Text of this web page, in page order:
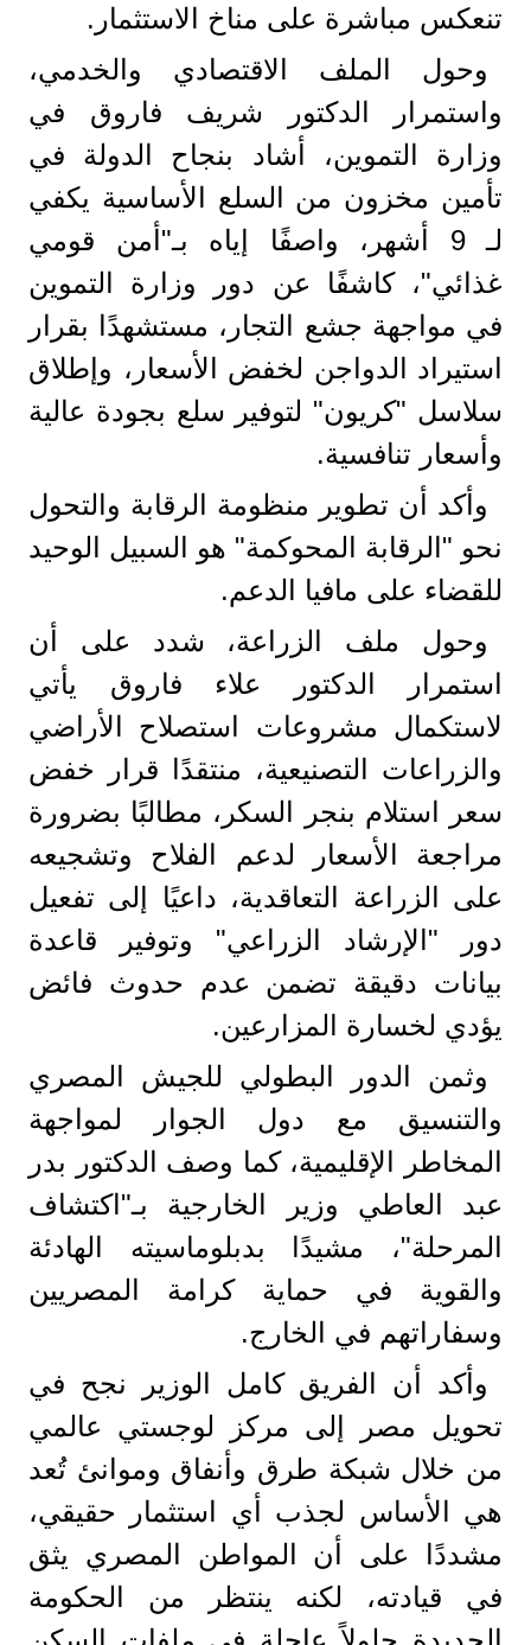
تنعكس مباشرة على مناخ الاستثمار.
​وحول الملف الاقتصادي والخدمي،
واستمرار الدكتور شريف فاروق في
وزارة التموين، أشاد بنجاح الدولة في
تأمين مخزون من السلع الأساسية يكفي
لـ 9 أشهر، واصفًا إياه بـ"أمن قومي
غذائي"، كاشفًا عن دور وزارة التموين
في مواجهة جشع التجار، مستشهدًا بقرار
استيراد الدواجن لخفض الأسعار، وإطلاق
سلاسل "كريون" لتوفير سلع بجودة عالية
وأسعار تنافسية.
​وأكد أن تطوير منظومة الرقابة والتحول
نحو "الرقابة المحوكمة" هو السبيل الوحيد
للقضاء على مافيا الدعم.
​وحول ملف الزراعة، شدد على أن
استمرار الدكتور علاء فاروق يأتي
لاستكمال مشروعات استصلاح الأراضي
والزراعات التصنيعية، منتقدًا قرار خفض
سعر استلام بنجر السكر، مطالبًا بضرورة
مراجعة الأسعار لدعم الفلاح وتشجيعه
على الزراعة التعاقدية، داعيًا إلى تفعيل
دور "الإرشاد الزراعي" وتوفير قاعدة
بيانات دقيقة تضمن عدم حدوث فائض
يؤدي لخسارة المزارعين.
وثمن الدور البطولي للجيش المصري
والتنسيق مع دول الجوار لمواجهة
المخاطر الإقليمية، كما وصف الدكتور بدر
عبد العاطي وزير الخارجية بـ"اكتشاف
المرحلة"، مشيدًا بدبلوماسيته الهادئة
والقوية في حماية كرامة المصريين
وسفاراتهم في الخارج.
وأكد أن الفريق كامل الوزير نجح في
تحويل مصر إلى مركز لوجستي عالمي
من خلال شبكة طرق وأنفاق وموانئ تُعد
هي الأساس لجذب أي استثمار حقيقي،
مشددًا على أن المواطن المصري يثق
في قيادته، لكنه ينتظر من الحكومة